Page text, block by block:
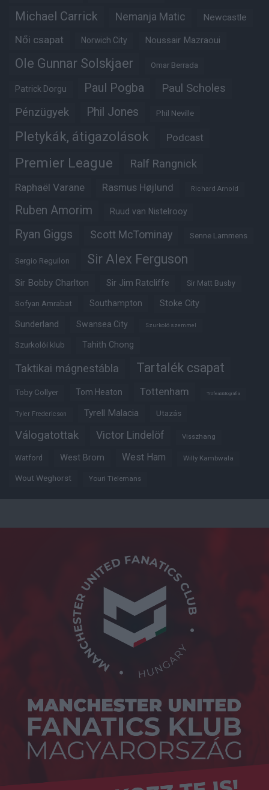
Michael Carrick Nemanja Matic Newcastle
Női csapat Norwich City Noussair Mazraoui
Ole Gunnar Solskjaer Omar Berrada
Patrick Dorgu Paul Pogba Paul Scholes
Pénzügyek Phil Jones Phil Neville
Pletykák, átigazolások Podcast
Premier League Ralf Rangnick
Raphaël Varane Rasmus Højlund Richard Arnold
Ruben Amorim Ruud van Nistelrooy
Ryan Giggs Scott McTominay Senne Lammens
Sergio Reguilon Sir Alex Ferguson
Sir Bobby Charlton Sir Jim Ratcliffe Sir Matt Busby
Sofyan Amrabat Southampton Stoke City
Sunderland Swansea City Szurkoló szemmel
Szurkolói klub Tahith Chong
Taktikai mágnestábla Tartalék csapat
Toby Collyer Tom Heaton Tottenham Trófeabibliográfia
Tyler Fredericson Tyrell Malacia Utazás
Válogatottak Victor Lindelöf Visszhang
Watford West Brom West Ham Willy Kambwala
Wout Weghorst Youri Tielemans